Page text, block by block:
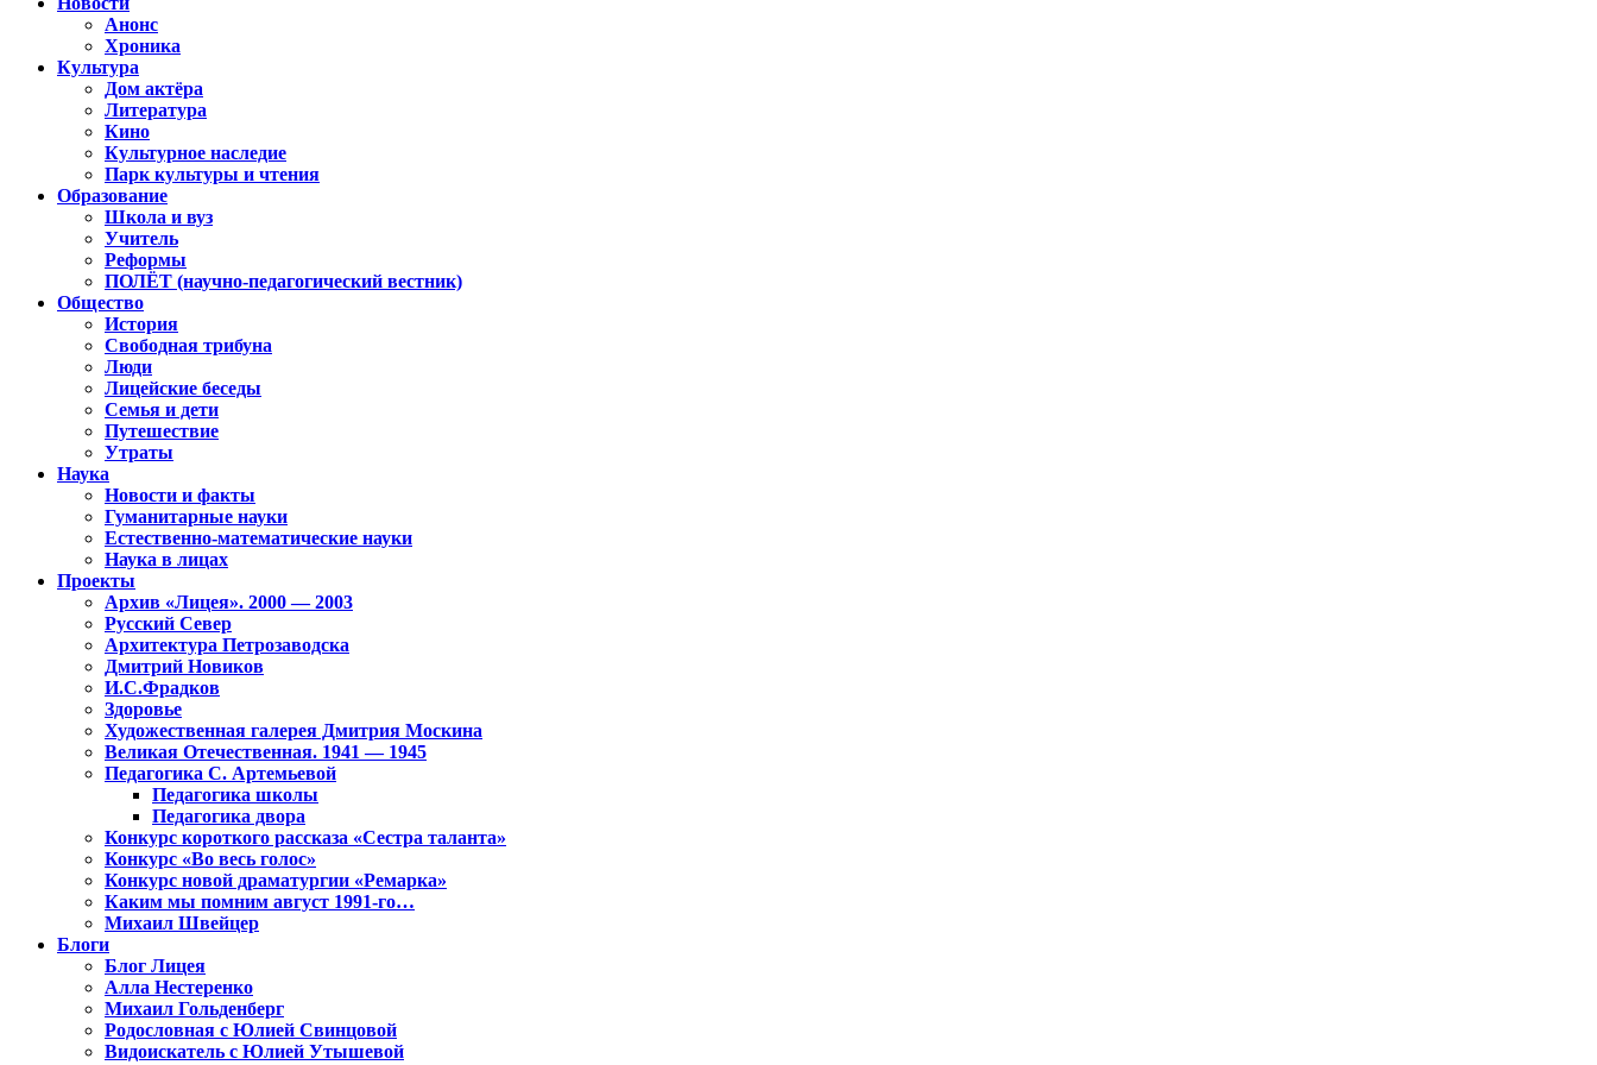
Анонс
Хроника
Культура
Дом актёра
Литература
Кино
Культурное наследие
Парк культуры и чтения
Образование
Школа и вуз
Учитель
Реформы
ПОЛЁТ (научно-педагогический вестник)
Общество
История
Свободная трибуна
Люди
Лицейские беседы
Семья и дети
Путешествие
Утраты
Наука
Новости и факты
Гуманитарные науки
Естественно-математические науки
Наука в лицах
Проекты
Архив «Лицея». 2000 — 2003
Русский Север
Архитектура Петрозаводска
Дмитрий Новиков
И.С.Фрадков
Здоровье
Художественная галерея Дмитрия Москина
Великая Отечественная. 1941 — 1945
Педагогика С. Артемьевой
Педагогика школы
Педагогика двора
Конкурс короткого рассказа «Сестра таланта»
Конкурс «Во весь голос»
Конкурс новой драматургии «Ремарка»
Каким мы помним август 1991-го…
Михаил Швейцер
Блоги
Блог Лицея
Алла Нестеренко
Михаил Гольденберг
Родословная с Юлией Свинцовой
Видоискатель с Юлией Утышевой